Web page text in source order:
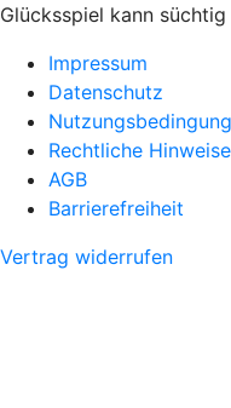
Glücksspiel kann süchtig
Impressum
Datenschutz
Rechtliche Hinweise
AGB
Barrierefreiheit
Vertrag widerrufen